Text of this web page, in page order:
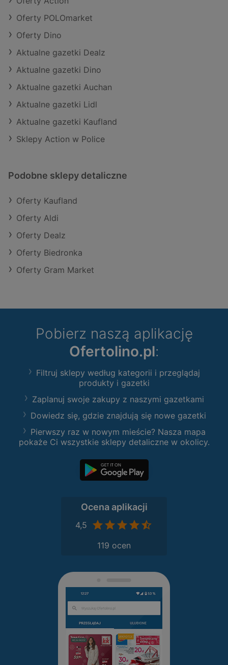
Oferty POLOmarket
Oferty Dino
Aktualne gazetki Dealz
Aktualne gazetki Dino
Aktualne gazetki Auchan
Aktualne gazetki Lidl
Aktualne gazetki Kaufland
Sklepy Action w Police
Podobne sklepy detaliczne
Oferty Kaufland
Oferty Aldi
Oferty Dealz
Oferty Biedronka
Oferty Gram Market
Pobierz naszą aplikację
Ofertolino.pl:
Filtruj sklepy według kategorii i przeglądaj
produkty i gazetki
Zaplanuj swoje zakupy z naszymi gazetkami
Dowiedz się, gdzie znajdują się nowe gazetki
Pierwszy raz w nowym mieście? Nasza mapa
pokaże Ci wszystkie sklepy detaliczne w okolicy.
Ocena aplikacji
4,5
119 ocen